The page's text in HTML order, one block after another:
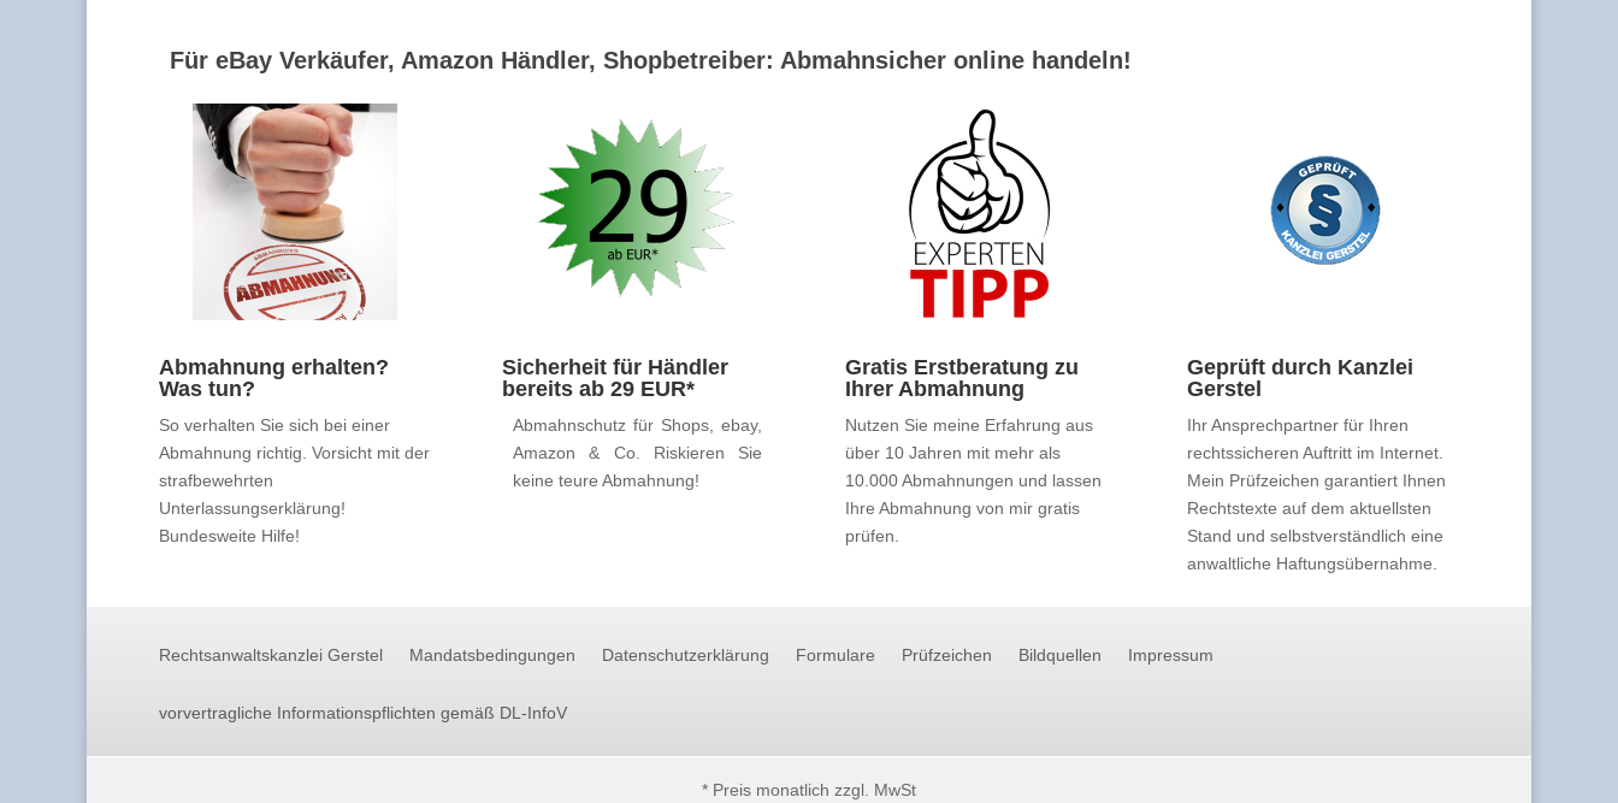
Für eBay Verkäufer, Amazon Händler, Shopbetreiber: Abmahnsicher online handeln!
Abmahnung erhalten?
Was tun?
So verhalten Sie sich bei einer
Abmahnung richtig. Vorsicht mit der
strafbewehrten
Unterlassungserklärung!
Bundesweite Hilfe!
Sicherheit für Händler
bereits ab 29 EUR*
Abmahnschutz für Shops, ebay,
Amazon & Co. Riskieren Sie
keine teure Abmahnung!
Gratis Erstberatung zu
Ihrer Abmahnung
Nutzen Sie meine Erfahrung aus
über 10 Jahren mit mehr als
10.000 Abmahnungen und lassen
Ihre Abmahnung von mir gratis
prüfen.
Geprüft durch Kanzlei
Gerstel
Ihr Ansprechpartner für Ihren
rechtssicheren Auftritt im Internet.
Mein Prüfzeichen garantiert Ihnen
Rechtstexte auf dem aktuellsten
Stand und selbstverständlich eine
anwaltliche Haftungsübernahme.
Rechtsanwaltskanzlei Gerstel Mandatsbedingungen Datenschutzerklärung Formulare Prüfzeichen Bildquellen Impressum
vorvertragliche Informationspflichten gemäß DL-InfoV
* Preis monatlich zzgl. MwSt